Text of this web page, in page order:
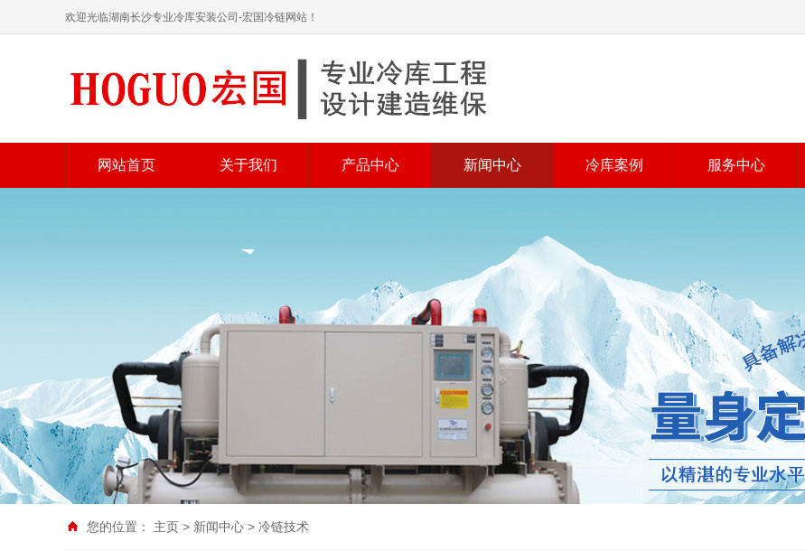
欢迎光临湖南长沙专业冷库安装公司-宏国冷链网站！
网站首页 关于我们 产品中心 新闻中心 冷库案例 服务中心
您的位置： 主页 > 新闻中心 > 冷链技术